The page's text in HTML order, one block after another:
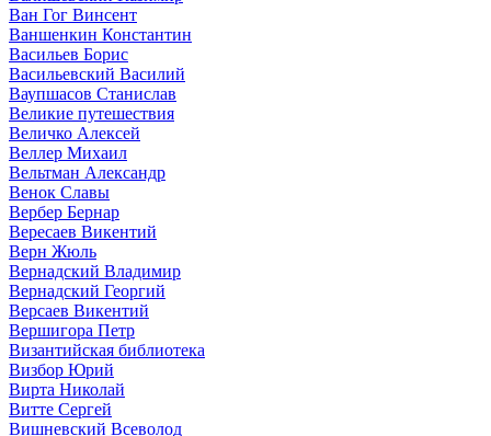
Ван Гог Винсент
Ваншенкин Константин
Васильев Борис
Васильевский Василий
Ваупшасов Станислав
Великие путешествия
Величко Алексей
Веллер Михаил
Вельтман Александр
Венок Славы
Вербер Бернар
Вересаев Викентий
Верн Жюль
Вернадский Владимир
Вернадский Георгий
Версаев Викентий
Вершигора Петр
Византийская библиотека
Визбор Юрий
Вирта Николай
Витте Сергей
Вишневский Всеволод